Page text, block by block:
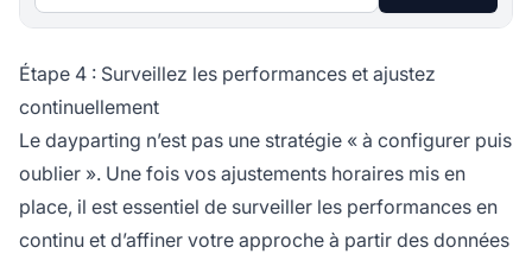
Étape 4 : Surveillez les performances et ajustez
continuellement
Le dayparting n’est pas une stratégie « à configurer puis
oublier ». Une fois vos ajustements horaires mis en
place, il est essentiel de surveiller les performances en
continu et d’affiner votre approche à partir des données